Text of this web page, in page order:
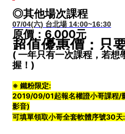
◎其他場次課程
07/04(六) 台北場 14:00~16:30
原價：6,000元
超值優惠價：只
( 一年只有一次課程，若想
握！)
※ 鐵粉限定:
2019/09/01起報名權證小哥課程/
影音)
可填單領取小哥全套軟體序號30天: